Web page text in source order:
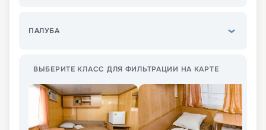
ПАЛУБА
ВЫБЕРИТЕ КЛАСС ДЛЯ ФИЛЬТРАЦИИ НА КАРТЕ